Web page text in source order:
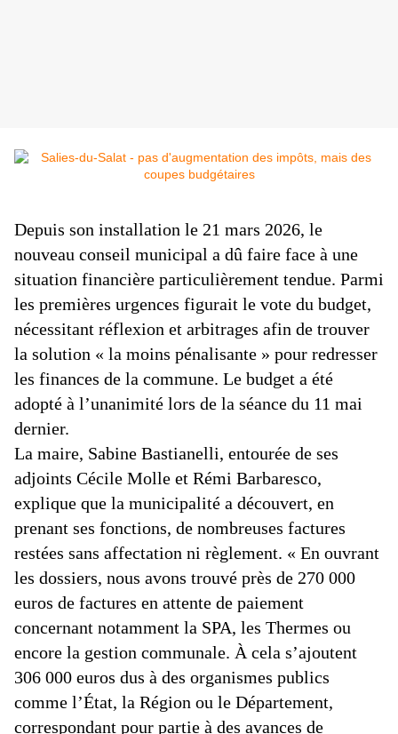
Depuis son installation le 21 mars 2026, le
nouveau conseil municipal a dû faire face à une
situation financière particulièrement tendue. Parmi
les premières urgences figurait le vote du budget,
nécessitant réflexion et arbitrages afin de trouver
la solution « la moins pénalisante » pour redresser
les finances de la commune. Le budget a été
adopté à l’unanimité lors de la séance du 11 mai
dernier.
La maire, Sabine Bastianelli, entourée de ses
adjoints Cécile Molle et Rémi Barbaresco,
explique que la municipalité a découvert, en
prenant ses fonctions, de nombreuses factures
restées sans affectation ni règlement. « En ouvrant
les dossiers, nous avons trouvé près de 270 000
euros de factures en attente de paiement
concernant notamment la SPA, les Thermes ou
encore la gestion communale. À cela s’ajoutent
306 000 euros dus à des organismes publics
comme l’État, la Région ou le Département,
correspondant pour partie à des avances de